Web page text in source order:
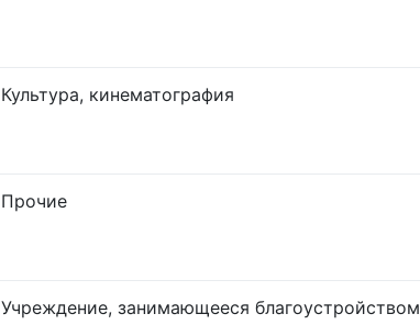
Культура, кинематография
Прочие
Учреждение, занимающееся благоустройством